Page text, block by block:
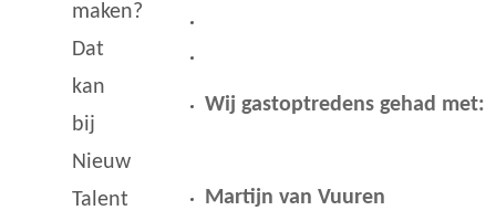
maken?
Dat
kan
bij
Nieuw
Talent
Wij gastoptredens gehad met:
Martijn van Vuuren